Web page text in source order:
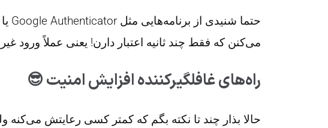
می‌کنن که فقط چند ثانیه اعتبار دارن! یعنی عملاً ورود
راه‌های غافلگیرکننده افزایش امنیت 😎
حالا بذار چند تا نکته بگم که کمتر کسی رعایتش می‌کنه